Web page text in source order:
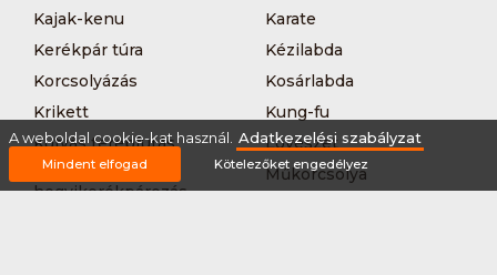
Kajak-kenu
Karate
Kerékpár túra
Kézilabda
Korcsolyázás
Kosárlabda
Krikett
Kung-fu
Kutyás terepfutás
Lövészet
MTB-
hegyikerékpározás
Műkorcsolya
A weboldal cookie-kat használ. Adatkezelési szabályzat
Mindent elfogad Kötelezőket engedélyez